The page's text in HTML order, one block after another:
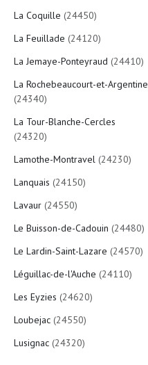
La Coquille (24450)
La Feuillade (24120)
La Jemaye-Ponteyraud (24410)
La Rochebeaucourt-et-Argentine
(24340)
La Tour-Blanche-Cercles
(24320)
Lamothe-Montravel (24230)
Lanquais (24150)
Lavaur (24550)
Le Buisson-de-Cadouin (24480)
Le Lardin-Saint-Lazare (24570)
Léguillac-de-l'Auche (24110)
Les Eyzies (24620)
Loubejac (24550)
Lusignac (24320)